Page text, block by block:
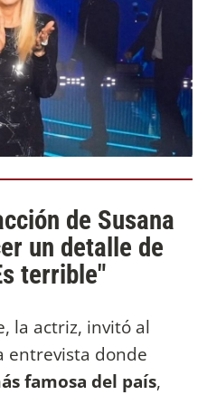
de Susana
un detalle de
terrible"
la actriz, invitó al
entrevista donde
famosa del país,